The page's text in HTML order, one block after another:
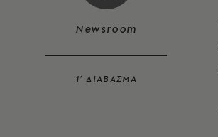
Newsroom
1’ ΔΙΑΒΑΣΜΑ